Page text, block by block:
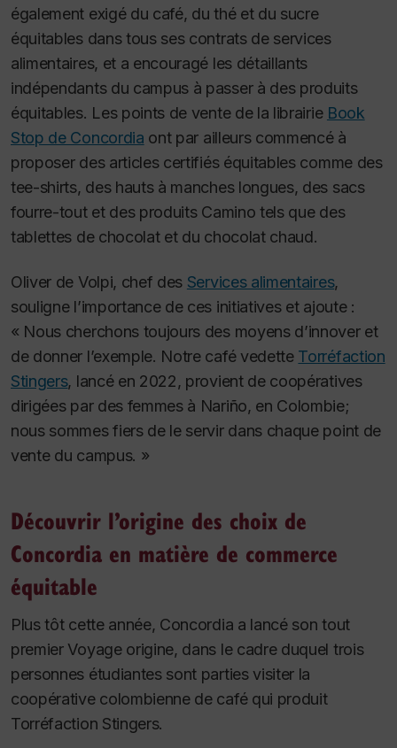
également exigé du café, du thé et du sucre
équitables dans tous ses contrats de services
alimentaires, et a encouragé les détaillants
indépendants du campus à passer à des produits
équitables. Les points de vente de la librairie Book
Stop de Concordia ont par ailleurs commencé à
proposer des articles certifiés équitables comme des
tee-shirts, des hauts à manches longues, des sacs
fourre-tout et des produits Camino tels que des
tablettes de chocolat et du chocolat chaud.
Oliver de Volpi, chef des Services alimentaires,
souligne l’importance de ces initiatives et ajoute :
« Nous cherchons toujours des moyens d’innover et
de donner l’exemple. Notre café vedette Torréfaction
Stingers, lancé en 2022, provient de coopératives
dirigées par des femmes à Nariño, en Colombie;
nous sommes fiers de le servir dans chaque point de
vente du campus. »
Découvrir l’origine des choix de
Concordia en matière de commerce
équitable
Plus tôt cette année, Concordia a lancé son tout
premier Voyage origine, dans le cadre duquel trois
personnes étudiantes sont parties visiter la
coopérative colombienne de café qui produit
Torréfaction Stingers.